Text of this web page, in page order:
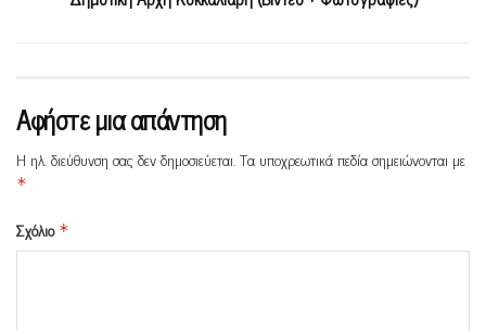
Αφήστε μια απάντηση
Η ηλ. διεύθυνση σας δεν δημοσιεύεται.Τα υποχρεωτικά πεδία σημειώνονται με
*
Σχόλιο *